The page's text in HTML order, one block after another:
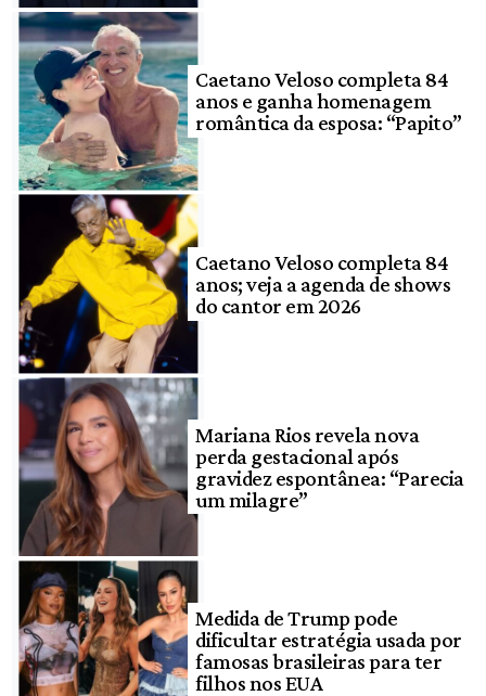
Caetano Veloso completa 84
anos e ganha homenagem
romântica da esposa: “Papito”
Caetano Veloso completa 84
anos; veja a agenda de shows
do cantor em 2026
Mariana Rios revela nova
perda gestacional após
gravidez espontânea: “Parecia
um milagre”
Medida de Trump pode
dificultar estratégia usada por
famosas brasileiras para ter
filhos nos EUA